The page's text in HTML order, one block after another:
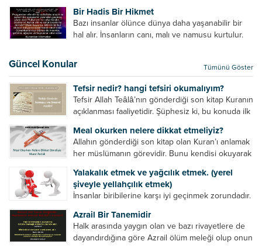
namazın hiçbir değeri yoktur. Gösteriş için
okunan ezanın hiçbir...
Bir Hadis Bir Hikmet
Bazı insanlar ölünce dünya daha yaşanabilir bir
hal alır. İnsanların canı, malı ve namusu kurtulur.
kurtulur. Ağaçlar onun zulmünden kurtulur....
Güncel Konular Tümünü Göster
Tefsir nedir? hangi tefsiri okumalıyım?
Tefsir Allah Teâlâ’nın gönderdiği son kitap Kuranın
açıklanması faaliyetidir. Şüphesiz ki, bu konuda ilk
ayetleri peygamber efendimize soruyor. O da
bunları izah ediyor/tefsir ediyordu. “Biz sana...
Meal okurken nelere dikkat etmeliyiz?
Allahın gönderdiği son kitap olan Kuran’ı anlamak
her müslümanın görevidir. Bunu kendisi okuyarak
yollarla anlamaya çalışmalıdır. Meal nedir? Arapça
bir kelime olan meal;...
Yalakalık etmek ve yağcılık etmek. (yerel
şiveyle yellahçılık etmek)
İnsanlar biribilerine karşı iyi geçinmek zorundadır.
makam gücü, nesep gücü, maddi güç, fiziki güç)
diğer insanları ezebiliyor. Normal şartlarda elinde
bu güçler...
Azrail Bir Tanemidir
Halk arasında yaygın olan ve bazı rivayetlere de
dayandırdığına göre Azrail ölüm meleği olup onun